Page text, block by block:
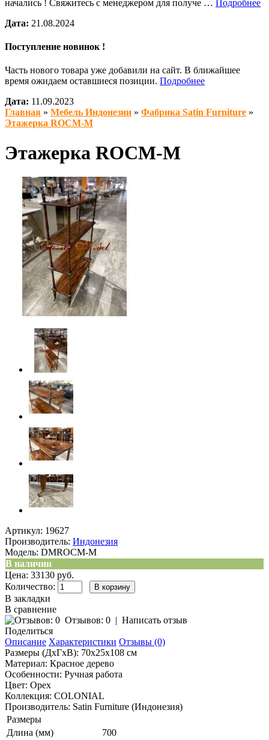
начались ! Свяжитесь с менеджером для получе …
Подробнее
Дата: 21.08.2024
Поступление новинок !
Часть нового товара уже добавили на сайт. В ближайшее
время ожидаем оставшиеся позиции. Подробнее
Дата: 11.09.2023
Главная » Мебель Индонезии » Фабрика Satin Furniture »
Этажерка ROCM-M
Этажерка ROCM-M
Артикул: 19627
Производитель: Индонезия
Модель: DMROCM-M
В наличии
Цена: 33130 руб.
Количество:
В закладки
В сравнение
Отзывов: 0 | Написать отзыв
Поделиться
Описание Характеристики Отзывы (0)
Размеры (ДхГхВ): 70х25х108 см
Материал: Красное дерево
Особенности: Ручная работа
Цвет: Орех
Коллекция: COLONIAL
Производитель: Satin Furniture (Индонезия)
Размеры
Длина (мм)
700